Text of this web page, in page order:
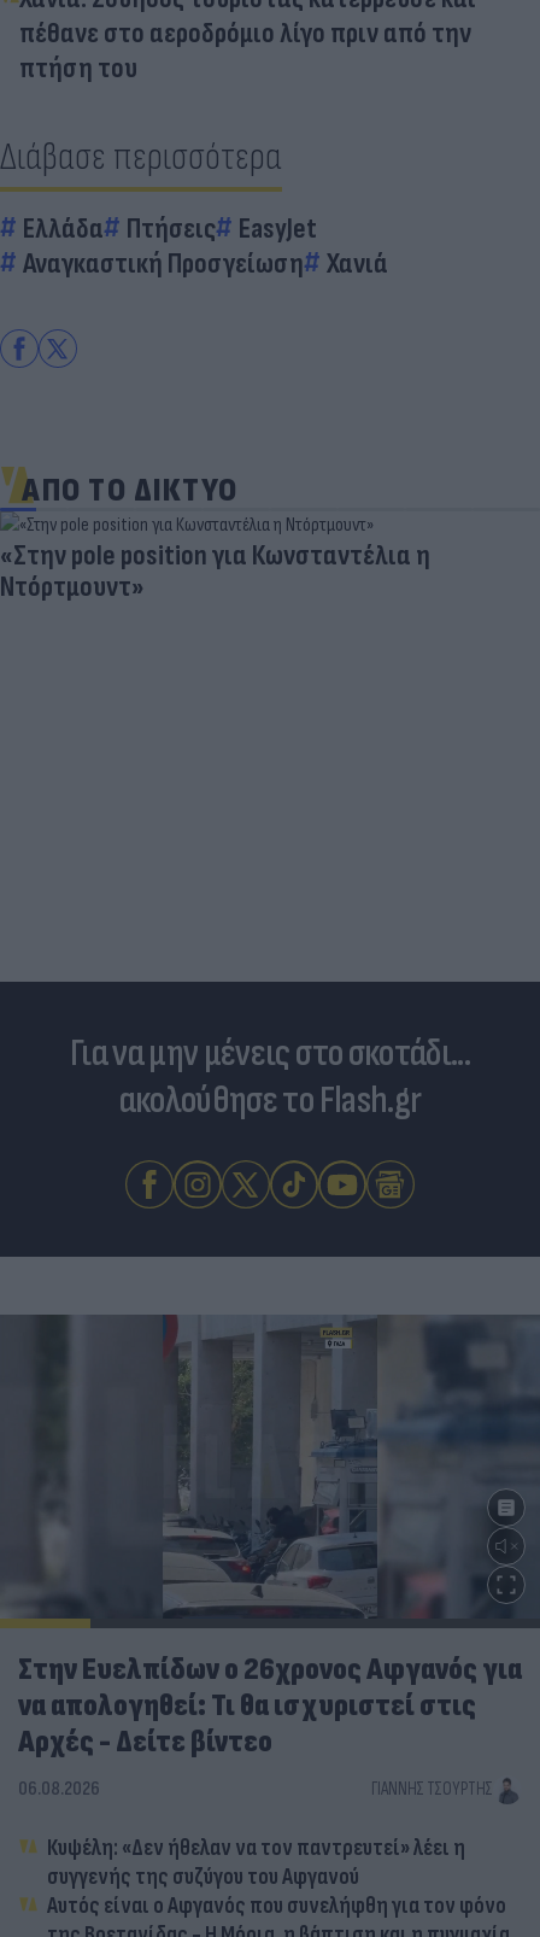
πέθανε στο αεροδρόμιο λίγο πριν από την
πτήση του
Διάβασε περισσότερα
Ελλάδα Πτήσεις
EasyJet
Αναγκαστική Προσγείωση
Χανιά
ΑΠΟ ΤΟ ΔΙΚΤΥΟ
Πρωτοφανές σκάνδαλο - Aθλήτριες
Για να μην μένεις στο σκοτάδι...
ακολούθησε το Flash.gr
Στην Ευελπίδων ο 26χρονος Αφγανός για
να απολογηθεί: Τι θα ισχυριστεί στις
Αρχές - Δείτε βίντεο
06.08.2026 ΓΙΆΝΝΗΣ ΤΣΟΎΡΤΗΣ
Κυψέλη: «Δεν ήθελαν να τον παντρευτεί» λέει η
συγγενής της συζύγου του Αφγανού
Αυτός είναι ο Αφγανός που συνελήφθη για τον φόνο